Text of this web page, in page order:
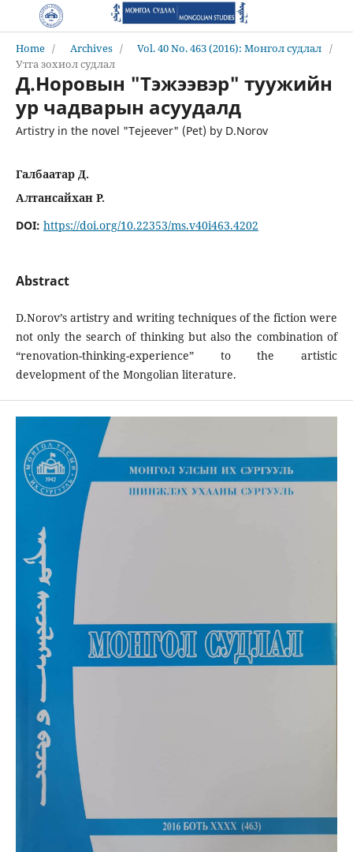
Home / Archives / Vol. 40 No. 463 (2016): Монгол судлал /
Утга зохиол судлал
Д.Норовын "Тэжээвэр" туужийн
ур чадварын асуудалд
Artistry in the novel "Tejeever" (Pet) by D.Norov
Галбаатар Д.
Алтансайхан Р.
DOI: https://doi.org/10.22353/ms.v40i463.4202
Abstract
D.Norov’s artistry and writing techniques of the fiction were
not only the search of thinking but also the combination of
“renovation-thinking-experience” to the artistic
development of the Mongolian literature.